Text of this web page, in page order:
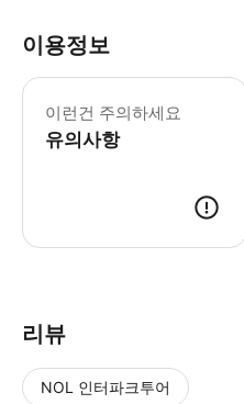
이용정보
이런건 주의하세요
유의사항
리뷰
NOL 인터파크투어